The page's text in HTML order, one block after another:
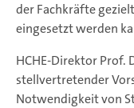
der Fachkräfte
eingesetzt werden
HCHE-Direktor Prof.
stellvertretender
Notwendigkeit von